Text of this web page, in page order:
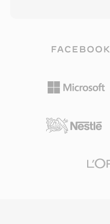
dapat memetakan
dengan upaya
pada perangkat
output speaker, dan
dengan ekosistem
ucapan codec
narrowband pada 8
kHz, dan ultra-
beradaptasi secara
dan berlisensi BSD,